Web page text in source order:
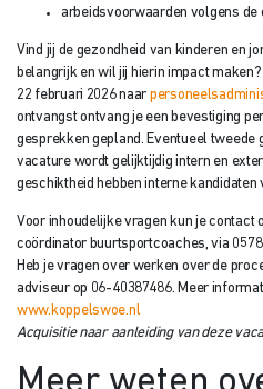
arbeidsvoorwaarden volgens de
Vind jij de gezondheid van kinderen en
belangrijk en wil jij hierin impact
22 februari 2026 naar
ontvangst ontvang je een bevestiging
gesprekken gepland. Eventueel tweede
vacature wordt gelijktijdig intern en
geschiktheid hebben interne kandidaten
Voor inhoudelijke vragen kun je contact
coördinator buurtsportcoaches, via
Heb je vragen over werken over de
adviseur op 06-40387486. Meer
www.koppelswoe.nl
Acquisitie naar aanleiding van deze